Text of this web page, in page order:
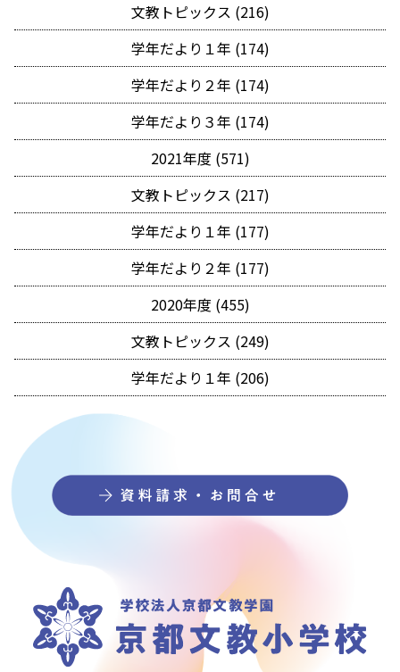
文教トピックス (216)
学年だより１年 (174)
学年だより２年 (174)
学年だより３年 (174)
2021年度 (571)
文教トピックス (217)
学年だより１年 (177)
学年だより２年 (177)
2020年度 (455)
文教トピックス (249)
学年だより１年 (206)